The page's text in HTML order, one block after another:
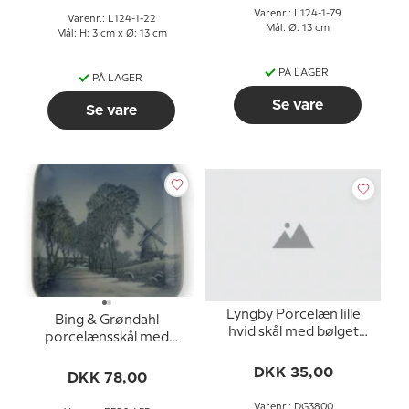
Varenr.: L124-1-22
Mål: H: 3 cm x Ø: 13 cm
PÅ LAGER
Se vare
Varenr.: L124-1-79
Mål: Ø: 13 cm
PÅ LAGER
Se vare
Bing & Grøndahl
porcelænsskål med
DKK 78,00
Lyngby Porcelæn lille
hvid skål med bølget
DKK 35,00
Varenr.: DG3800